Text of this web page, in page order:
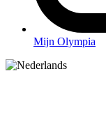
Mijn Olympia